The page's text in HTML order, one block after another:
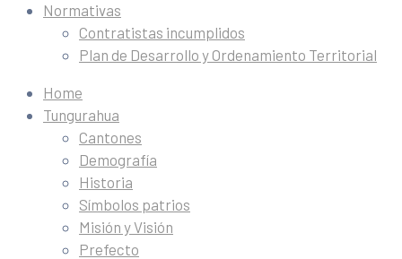
Normativas
Contratistas incumplidos
Plan de Desarrollo y Ordenamiento Territorial
Home
Tungurahua
Cantones
Demografía
Historia
Símbolos patrios
Misión y Visión
Prefecto